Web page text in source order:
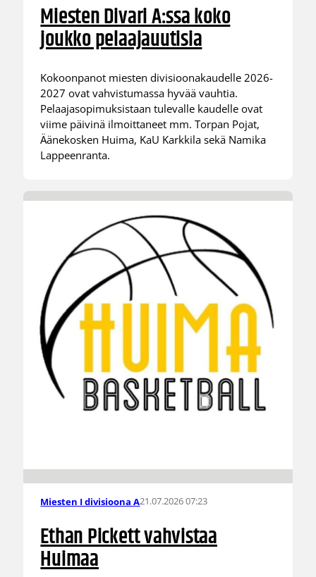
Miesten Divari A:ssa koko
joukko pelaajauutisia
Kokoonpanot miesten divisioonakaudelle 2026-
2027 ovat vahvistumassa hyvää vauhtia.
Pelaajasopimuksistaan tulevalle kaudelle ovat
viime päivinä ilmoittaneet mm. Torpan Pojat,
Äänekosken Huima, KaU Karkkila sekä Namika
Lappeenranta.
Miesten I divisioona A21.07.2026 07:23
Ethan Pickett vahvistaa
Huimaa